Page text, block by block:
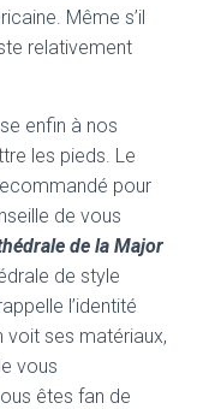
Même s’il
relativement
enfin à nos
les pieds. Le
pour
de vous
de la Major
de style
l’identité
voit ses matériaux,
vous
êtes fan de